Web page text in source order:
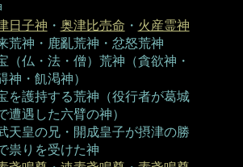
日子神 ・ 奥津比売命 ・ 火産霊神
荒神・鹿亂荒神・忿怒荒神
（仏・法・僧）荒神（貪欲神・
神・飢渇神）
を護持する荒神（役行者が葛城
遭遇した六臂の神）
天皇の兄・開成皇子が摂津の勝
祟りを受けた神